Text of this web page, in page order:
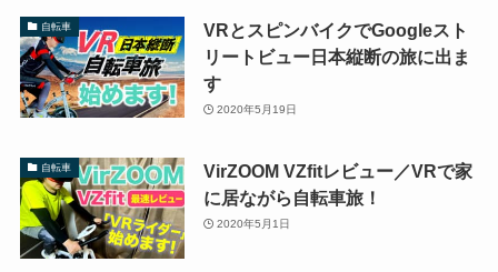
自転車
VRとスピンバイクでGoogleスト
リートビュー日本縦断の旅に出ま
す
2020年5月19日
自転車
VirZOOM VZfitレビュー／VRで家
に居ながら自転車旅！
2020年5月1日